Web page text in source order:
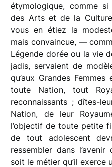
étymologique, comme
des Arts et de la
vous en étiez la
mais convaincue, —
Légende dorée ou la vie
jadis, servaient de
qu’aux Grandes Femmes
toute Nation, tout
reconnaissants ; dîtes-
Nation, de leur
l’objectif de toute petite
de tout adolescent
ressembler dans
soit le métier qu’il exerce